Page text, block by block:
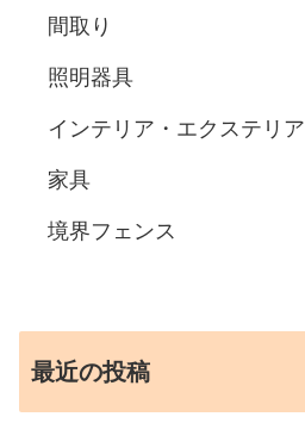
間取り
照明器具
インテリア・エクステリア
家具
境界フェンス
最近の投稿